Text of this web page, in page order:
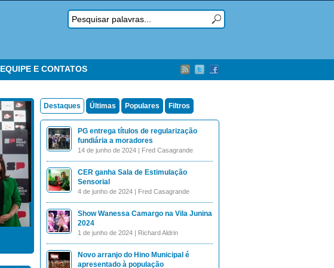
EQUIPE E CONTATOS
Destaques Últimas Populares Filtros
PG entrega títulos de regularização
fundiária a moradores
14 de junho de 2024 | Fred Casagrande
CER ganha Sala de Estimulação
Sensorial
4 de junho de 2024 | Fred Casagrande
Show Wanessa Camargo na Vila Junina
2024
1 de junho de 2024 | Richard Aldrin
Novo arranjo do Hino Municipal é
apresentado à população